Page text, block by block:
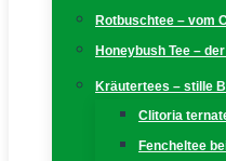
Rotbuschtee – vom
Honeybush Tee –
Kräutertees – stille
Clitoria
Fencheltee